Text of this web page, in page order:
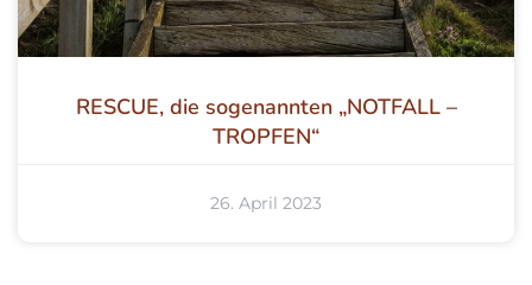
RESCUE, die sogenannten „NOTFALL –
TROPFEN“
26. April 2023